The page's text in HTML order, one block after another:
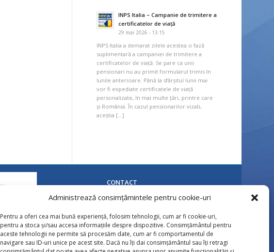
Administrează consimțămintele pentru cookie-uri
Pentru a oferi cea mai bună experiență, folosim tehnologii, cum ar fi cookie-uri,
pentru a stoca și/sau accesa informațiile despre dispozitive. Consimțământul pentru
aceste tehnologii ne permite să procesăm date, cum ar fi comportamentul de
navigare sau ID-uri unice pe acest site. Dacă nu îți dai consimțământul sau îți retragi
INPS Italia – Campanie de trimitere a
certificatelor de viață
29 mai 2026 - 13:15
INPS Italia a demarat zilele acestea o fază
suplimentară a campaniei de trimitere a
certificatelor de viață. Se pare ca unii
pensionari nu au primit formularul trimis în
lunile anterioare. Până la sfârșitul lunii mai
vor fi expediate certificatele de viață
personalizate, în mai multe țări, printre care
și România. În cazul pensionarilor vizati,
aceștia […]
CONTACT
Tel: 0231 / 536724; 0231 / 536725
Fax: 0231 / 513517
E-mail: pensii.botosani@cnpp.ro